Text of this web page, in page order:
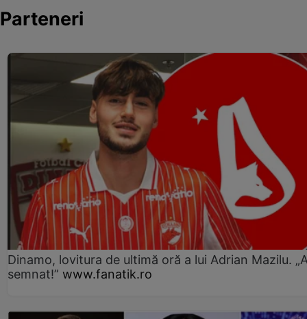
Parteneri
Dinamo, lovitura de ultimă oră a lui Adrian Mazilu.
semnat!” www.fanatik.ro